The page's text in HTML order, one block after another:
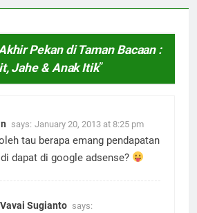
Pekan di Taman Bacaan :
Jahe & Anak Itik”
says: January 20, 2013 at 8:25 pm
tau berapa emang pendapatan
dapat di google adsense?
Sugianto says: